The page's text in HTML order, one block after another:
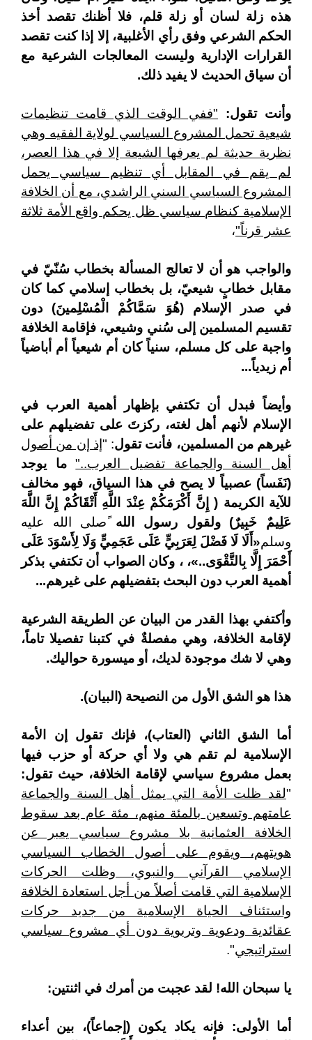
هذه زلة لسان أو زلة قلم، فلا أظنك تقصد أخذ
الحكم الشرعي وفق رأي الأغلبية، إلا إذا كنت تقصد
القرارات الإدارية وليست المعالجات الشرعية مع
أن سياق الحديث لا يفيد ذلك.
وأنت تقول:
"ففي الوقت الذي قامت تنظيمات
شيعية تحمل المشروع السياسي لولاية الفقيه وهي
نظرية حديثة لم يعرفها الشيعة إلا في هذا العصر،
لم يقم في المقابل أي تنظيم سياسي يحمل
المشروع السياسي السني الراشدي، مع أن الخلافة
الإسلامية كنظام سياسي ظل يحكم واقع الأمة ثلاثة
عشر قرناً"،
والواجب هو أن لا تعالج المسألة بخطاب سُنّيّ في
مقابل خطابٍ شيعيّ، بل بخطاب إسلامي كما كان
في صدر الإسلام(هُوَ سَمَّاكُمْ الْمُسْلِمينَ) دون
تقسيم المسلمين إلى سُني وشيعي، فإقامة الخلافة
واجبة على كل مسلم، سنياً كان أم شيعياً أم أباضياً
أم زيدياً...
وأيضاً فبدل أن تكتفي بإظهار أهمية العرب في
الإسلام لأنهم أهل لغته، ركزتَ على تفضيلهم على
غيرهم من المسلمين، فأنت تقول: " إذ إن من أصول
أهل السنة والجماعة تفضيل العرب.."
ما يوجد
(نَفَساً) عصبياً لا يصح في هذا السياق، فهو مخالف
للآية الكريمة ( إِنَّ أَكْرَمَكُمْ عِنْدَ اللَّهِ أَتْقَاكُمْ إِنَّ اللَّهَ
عَلِيمٌ خَبِيرٌ) ولقول رسول اللهًصلى الله عليه
وسلم«أَلَا لَا فَضْلَ لِعَرَبِيٍّ عَلَى عَجَمِيٍّ وَلَا لِأَسْوَدَ عَلَى
أَحْمَرَ إِلَّا بِالتَّقْوَى..»، ، وكان الصواب أن تكتفي بذكر
أهمية العرب دون البحث بتفضيلهم على غيرهم...
وأكتفي بهذا القدر من البيان عن الطريقة الشرعية
لإقامة الخلافة، وهي مفصلةٌ في كتبنا تفصيلا تاماً،
وهي لا شك موجودة لديك، أو ميسورة حواليك.
هذا هو الشق الأول من النصيحة (البيان).
أما الشق الثاني (العتاب)، فإنك تقول إن الأمة
الإسلامية لم تقم هي ولا أي حركة أو حزب فيها
بعمل مشروع سياسي لإقامة الخلافة، حيث تقول:
"لقد ظلت الأمة التي يمثل أهل السنة والجماعة
عامتهم وتسعين بالمئة منهم، مئة عام بعد سقوط
الخلافة العثمانية بلا مشروع سياسي يعبر عن
هويتهم، ويقوم على أصول الخطاب السياسي
الإسلامي القرآني والنبوي، وظلت الحركات
الإسلامية التي قامت أصلاً من أجل استعادة الخلافة
واستئناف الحياة الإسلامية من جديد حركات
عقائدية ودعوية وتربوية دون أي مشروع سياسي
استراتيجي".
يا سبحان الله! لقد عجبت من أمرك في اثنتين:
أما الأولى: فإنه يكاد يكون (إجماعاً)، بين أعداء